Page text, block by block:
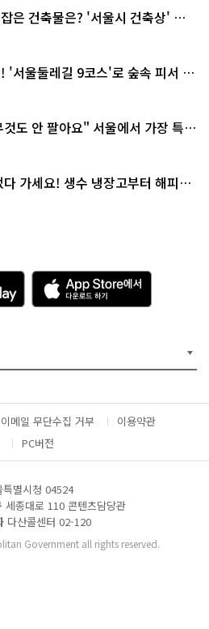
은 건축물은? '서울시 건축상' 수
'서울둘레길 9코스'로 숲속 피서 떠
도 안 팔아요" 서울에서 가장 특별
가세요! 생수 냉장고부터 해피소
A
p
p
e
서
다
운
이메일 무단수집 거부
이용약관
PC버전
특별시청 04524
세종대로 110 콘텐츠담당관
다산콜센터 02-120
Government all rights reserved.